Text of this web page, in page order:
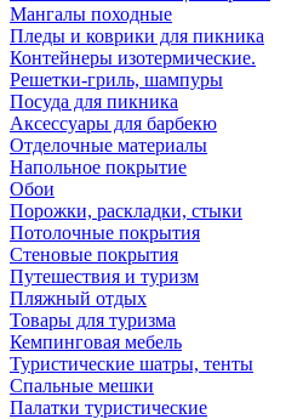
Мангалы походные
Пледы и коврики для пикника
Контейнеры изотермические.
Решетки-гриль, шампуры
Посуда для пикника
Аксессуары для барбекю
Отделочные материалы
Напольное покрытие
Обои
Порожки, раскладки, стыки
Потолочные покрытия
Стеновые покрытия
Путешествия и туризм
Пляжный отдых
Товары для туризма
Кемпинговая мебель
Туристические шатры, тенты
Спальные мешки
Палатки туристические